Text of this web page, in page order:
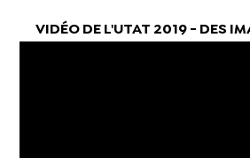
VIDÉO DE L'UTAT 2019 - DES